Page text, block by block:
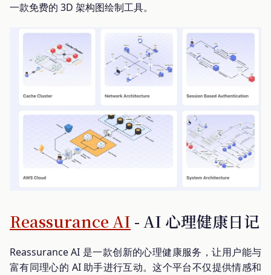
一款免费的 3D 架构图绘制工具。
Reassurance AI - AI 心理健康日记
Reassurance AI 是一款创新的心理健康服务，让用户能与
富有同理心的 AI 助手进行互动。这个平台不仅提供情感和